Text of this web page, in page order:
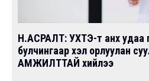
Н.АСРАЛТ: УХТЭ-т анх удаа
булчингаар хэл орлуулан
АМЖИЛТТАЙ хийлээ